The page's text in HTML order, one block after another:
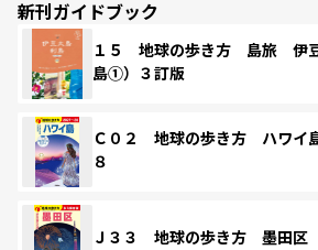
新刊ガイドブック
１５ 地球の歩き方 島旅 伊
島①）３訂版
Ｃ０２ 地球の歩き方 ハワイ
８
Ｊ３３ 地球の歩き方 墨田区